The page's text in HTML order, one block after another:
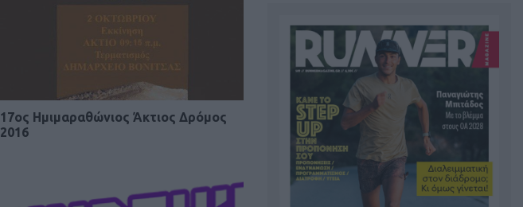
17ος Ημιμαραθώνιος Άκτιος Δρόμος
2016